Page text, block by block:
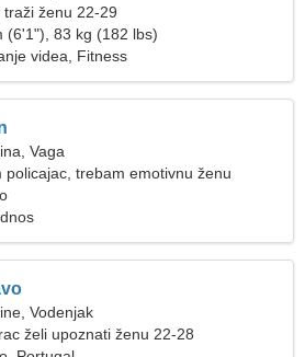
traži ženu 22-29
(6'1"), 83 kg (182 lbs)
videa, Fitness
Vaga
policajac, trebam emotivnu ženu
Vodenjak
želi upoznati ženu 22-28